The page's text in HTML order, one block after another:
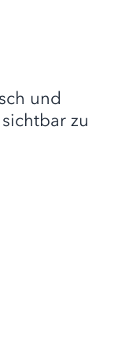
und
zu